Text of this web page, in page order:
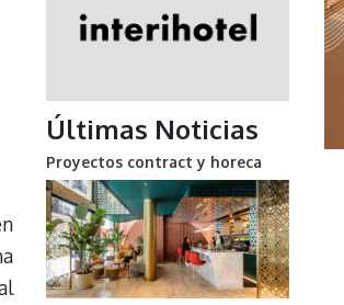
Últimas Noticias
Proyectos contract y horeca